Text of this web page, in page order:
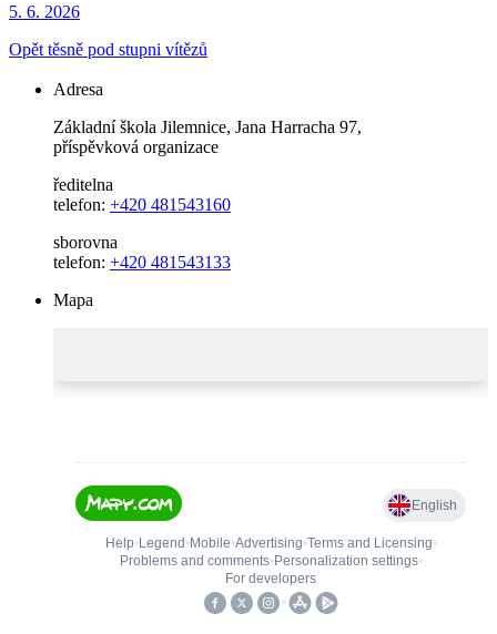
5. 6. 2026
Opět těsně pod stupni vítězů
Adresa
Základní škola Jilemnice, Jana Harracha 97,
příspěvková organizace
ředitelna
telefon: +420 481543160
sborovna
telefon: +420 481543133
Mapa